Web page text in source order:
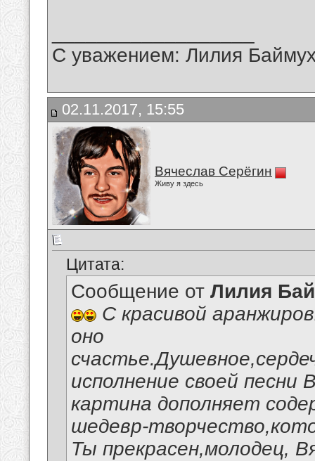
С уважением: Лилия
02.11.2017, 15:55
Вячеслав Серёгин
Живу я здесь
Цитата:
Сообщение от Лилия
С красивой
оно
исполнение своей
картина дополняет
шедевр-
Ты прекрасен,молодец,